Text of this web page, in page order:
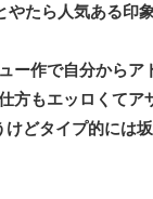
やたら人気ある印
ー作で自分からア
方もエッロくてア
けどタイプ的には